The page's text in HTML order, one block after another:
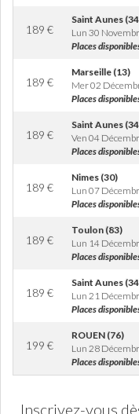
189 €
Saint Aunes
Lun 30
Places
189 €
Marseille (13)
Mer 02
Places
189 €
Saint Aunes
Ven 04
Places
189 €
Nimes (30)
Lun 07
Places
189 €
Toulon (83)
Lun 14
Places
189 €
Saint Aunes
Lun 21
Places
199 €
ROUEN (76)
Lun 28
Places
Inscrivez-vous